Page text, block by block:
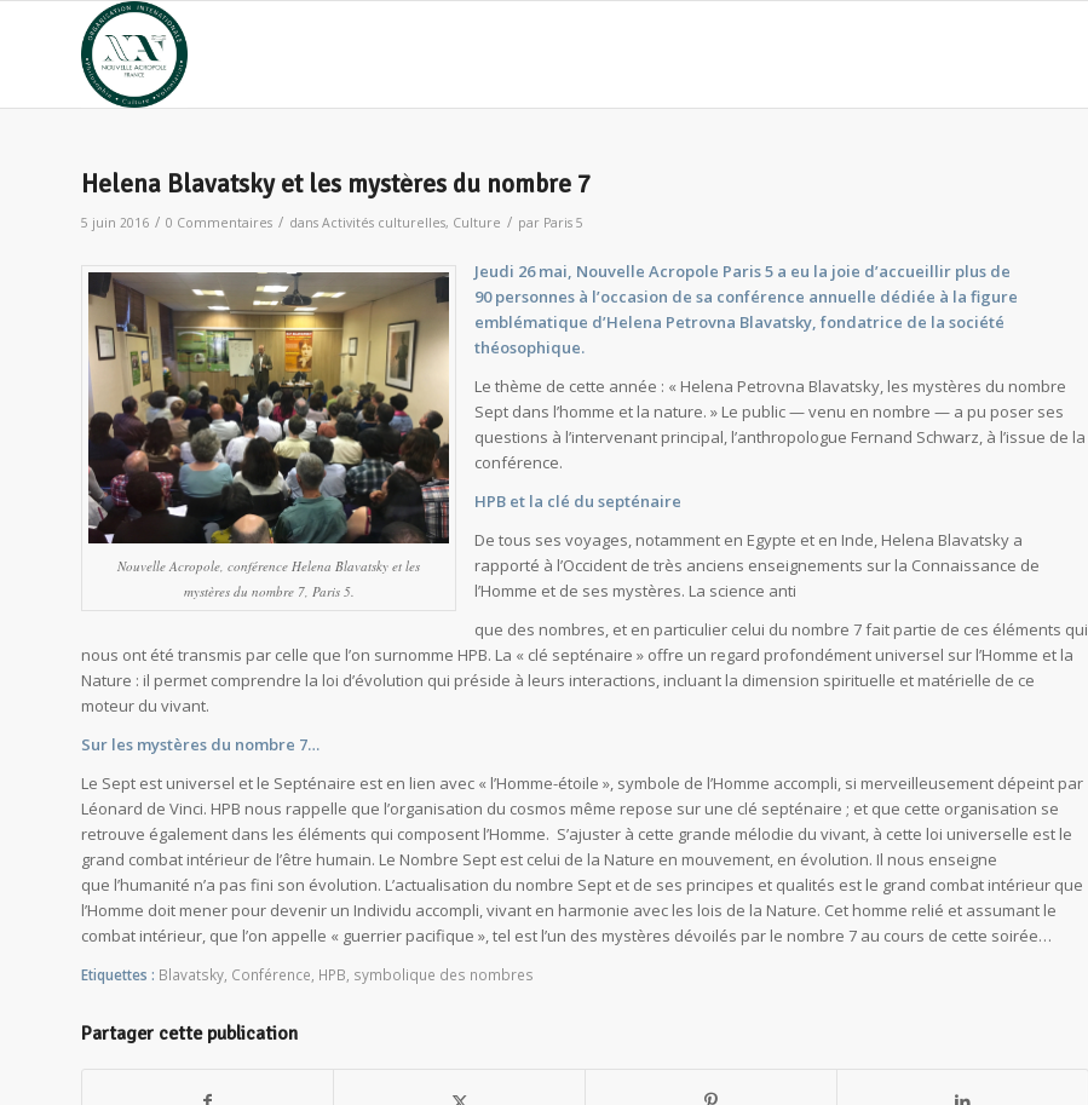
Helena Blavatsky et les mystères du nombre 7
5 juin 2016 / 0 Commentaires / dans Activités culturelles, Culture / par Paris 5
Nouvelle Acropole, conférence Helena Blavatsky et les
mystères du nombre 7, Paris 5.
Jeudi 26 mai, Nouvelle Acropole Paris 5 a eu la joie d’accueillir plus de
90 personnes à l’occasion de sa conférence annuelle dédiée à la figure
emblématique d’Helena Petrovna Blavatsky, fondatrice de la société
théosophique.
Le thème de cette année : « Helena Petrovna Blavatsky, les mystères du nombre
Sept dans l’homme et la nature. » Le public — venu en nombre — a pu poser ses
questions à l’intervenant principal, l’anthropologue Fernand Schwarz, à l’issue de la
conférence.
HPB et la clé du septénaire
De tous ses voyages, notamment en Egypte et en Inde, Helena Blavatsky a
rapporté à l’Occident de très anciens enseignements sur la Connaissance de
l’Homme et de ses mystères. La science anti
que des nombres, et en particulier celui du nombre 7 fait partie de ces éléments qui
nous ont été transmis par celle que l’on surnomme HPB. La « clé septénaire » offre un regard profondément universel sur l’Homme et la
Nature : il permet comprendre la loi d’évolution qui préside à leurs interactions, incluant la dimension spirituelle et matérielle de ce
moteur du vivant.
Sur les mystères du nombre 7…
Le Sept est universel et le Septénaire est en lien avec « l’Homme-étoile », symbole de l’Homme accompli, si merveilleusement dépeint par
Léonard de Vinci. HPB nous rappelle que l’organisation du cosmos même repose sur une clé septénaire ; et que cette organisation se
retrouve également dans les éléments qui composent l’Homme. S’ajuster à cette grande mélodie du vivant, à cette loi universelle est le
grand combat intérieur de l’être humain. Le Nombre Sept est celui de la Nature en mouvement, en évolution. Il nous enseigne
que l’humanité n’a pas fini son évolution. L’actualisation du nombre Sept et de ses principes et qualités est le grand combat intérieur que
l’Homme doit mener pour devenir un Individu accompli, vivant en harmonie avec les lois de la Nature. Cet homme relié et assumant le
combat intérieur, que l’on appelle « guerrier pacifique », tel est l’un des mystères dévoilés par le nombre 7 au cours de cette soirée…
Etiquettes : Blavatsky, Conférence, HPB, symbolique des nombres
Partager cette publication